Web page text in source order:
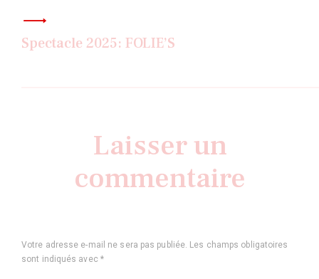
Spectacle 2025: FOLIE’S
Laisser un
commentaire
Votre adresse e-mail ne sera pas publiée. Les champs obligatoires
sont indiqués avec *